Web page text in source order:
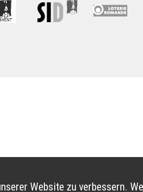
Website zu verbessern.